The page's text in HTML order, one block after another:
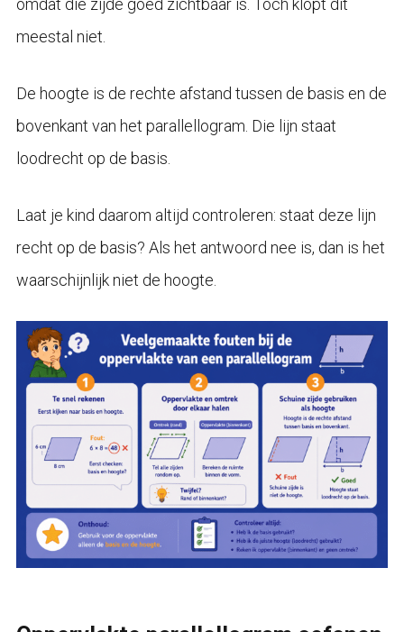
meestal niet.
De hoogte is de rechte afstand tussen de basis en de
bovenkant van het parallellogram. Die lijn staat
loodrecht op de basis.
Laat je kind daarom altijd controleren: staat deze lijn
recht op de basis? Als het antwoord nee is, dan is het
waarschijnlijk niet de hoogte.